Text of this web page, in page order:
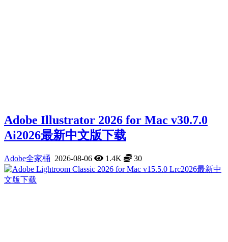
Adobe Illustrator 2026 for Mac v30.7.0
Ai2026最新中文版下载
Adobe全家桶 2026-08-06 1.4K 30